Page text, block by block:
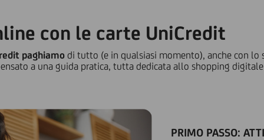
con le carte UniCredit
paghiamo di tutto (e in qualsiasi momento), anche con
a una guida pratica, tutta dedicata allo shopping
PRIMO PASSO: